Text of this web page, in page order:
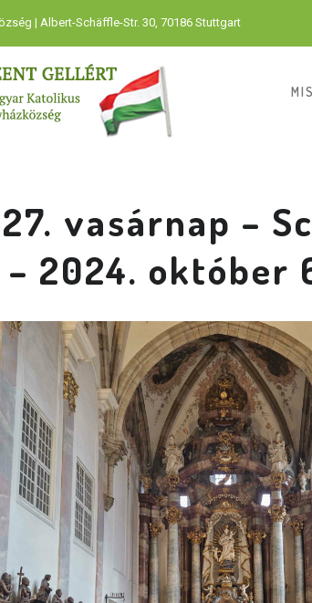
| Albert-Schäffle-Str. 30, 70186 Stuttgart
vasárnap –
– 2024. október